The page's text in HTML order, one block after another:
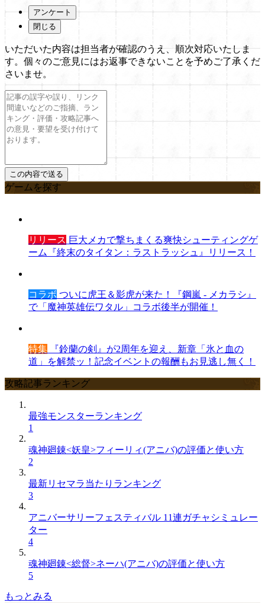
アンケート
閉じる
いただいた内容は担当者が確認のうえ、順次対応いたしま
す。個々のご意見にはお返事できないことを予めご了承くだ
さいませ。
ゲームを探す
リリース 巨大メカで撃ちまくる爽快シューティングゲ
ーム『終末のタイタン：ラストラッシュ』リリース！
コラボ ついに虎王＆影虎が来た！『鋼嵐 - メカラシ』
で「魔神英雄伝ワタル」コラボ後半が開催！
特集 『鈴蘭の剣』が2周年を迎え、新章「氷と血の
道」を解禁ッ！記念イベントの報酬もお見逃し無く！
攻略記事ランキング
最強モンスターランキング
1
魂神廻錬<妖皇>フィーリィ(アニバ)の評価と使い方
2
最新リセマラ当たりランキング
3
アニバーサリーフェスティバル 11連ガチャシミュレー
ター
4
魂神廻錬<総督>ネーハ(アニバ)の評価と使い方
5
もっとみる